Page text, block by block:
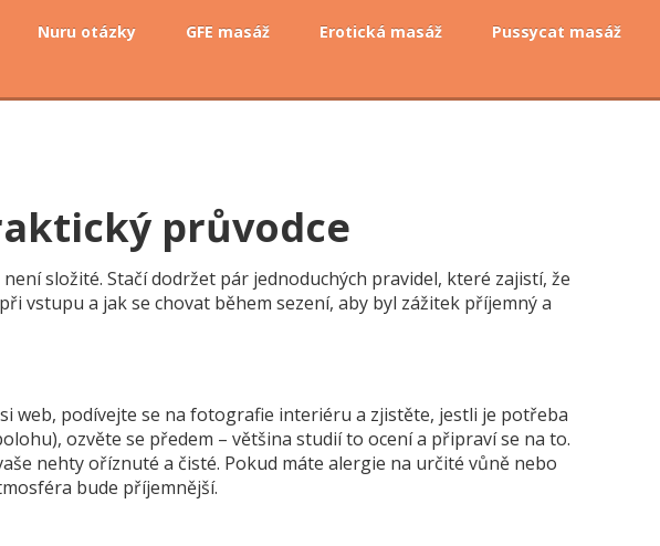
Nuru otázky GFE masáž Erotická masáž Pussycat masáž
průvodce
složité. Stačí dodržet pár jednoduchých pravidel, které zajistí, že
vstupu a jak se chovat během sezení, aby byl zážitek příjemný a
web, podívejte se na fotografie interiéru a zjistěte, jestli je potřeba
ozvěte se předem – většina studií to ocení a připraví se na to.
nehty oříznuté a čisté. Pokud máte alergie na určité vůně nebo
bude příjemnější.